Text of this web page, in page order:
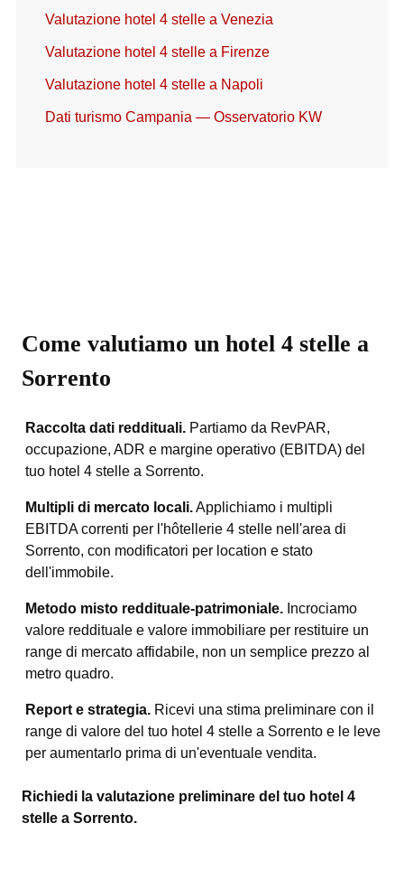
Valutazione hotel 4 stelle a Venezia
Valutazione hotel 4 stelle a Firenze
Valutazione hotel 4 stelle a Napoli
Dati turismo Campania — Osservatorio KW
Come valutiamo un hotel 4 stelle a
Sorrento
Raccolta dati reddituali. Partiamo da RevPAR,
occupazione, ADR e margine operativo (EBITDA) del
tuo hotel 4 stelle a Sorrento.
Multipli di mercato locali.Applichiamo i multipli
EBITDA correnti per l'hôtellerie 4 stelle nell'area di
Sorrento, con modificatori per location e stato
dell'immobile.
Metodo misto reddituale-patrimoniale. Incrociamo
valore reddituale e valore immobiliare per restituire un
range di mercato affidabile, non un semplice prezzo al
metro quadro.
Report e strategia. Ricevi una stima preliminare con il
range di valore del tuo hotel 4 stelle a Sorrento e le leve
per aumentarlo prima di un'eventuale vendita.
Richiedi la valutazione preliminare del tuo hotel 4
stelle a Sorrento.